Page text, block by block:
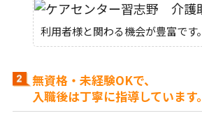
利用者様と関わる機会が豊富です。
無資格・未経験OKで、
入職後は丁寧に指導しています。